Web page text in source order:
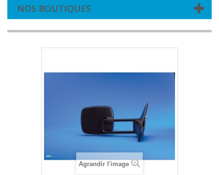
NOS BOUTIQUES
Agrandir l'image